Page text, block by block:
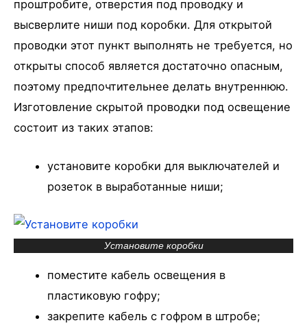
проштробите, отверстия под проводку и
высверлите ниши под коробки. Для открытой
проводки этот пункт выполнять не требуется, но
открыты способ является достаточно опасным,
поэтому предпочтительнее делать внутреннюю.
Изготовление скрытой проводки под освещение
состоит из таких этапов:
установите коробки для выключателей и
розеток в выработанные ниши;
Установите коробки
поместите кабель освещения в
пластиковую гофру;
закрепите кабель с гофром в штробе;